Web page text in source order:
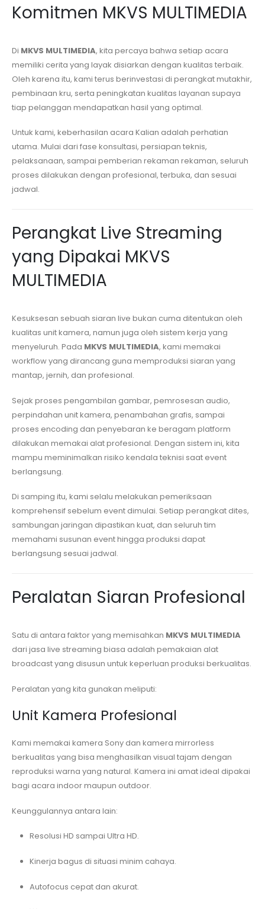
Komitmen MKVS MULTIMEDIA
Di MKVS MULTIMEDIA, kita percaya bahwa setiap acara
memiliki cerita yang layak disiarkan dengan kualitas terbaik.
Oleh karena itu, kami terus berinvestasi di perangkat mutakhir,
pembinaan kru, serta peningkatan kualitas layanan supaya
tiap pelanggan mendapatkan hasil yang optimal.
Untuk kami, keberhasilan acara Kalian adalah perhatian
utama. Mulai dari fase konsultasi, persiapan teknis,
pelaksanaan, sampai pemberian rekaman rekaman, seluruh
proses dilakukan dengan profesional, terbuka, dan sesuai
jadwal.
Perangkat Live Streaming
yang Dipakai MKVS
MULTIMEDIA
Kesuksesan sebuah siaran live bukan cuma ditentukan oleh
kualitas unit kamera, namun juga oleh sistem kerja yang
menyeluruh. Pada MKVS MULTIMEDIA, kami memakai
workflow yang dirancang guna memproduksi siaran yang
mantap, jernih, dan profesional.
Sejak proses pengambilan gambar, pemrosesan audio,
perpindahan unit kamera, penambahan grafis, sampai
proses encoding dan penyebaran ke beragam platform
dilakukan memakai alat profesional. Dengan sistem ini, kita
mampu meminimalkan risiko kendala teknisi saat event
berlangsung.
Di samping itu, kami selalu melakukan pemeriksaan
komprehensif sebelum event dimulai. Setiap perangkat dites,
sambungan jaringan dipastikan kuat, dan seluruh tim
memahami susunan event hingga produksi dapat
berlangsung sesuai jadwal.
Peralatan Siaran Profesional
Satu di antara faktor yang memisahkan MKVS MULTIMEDIA
dari jasa live streaming biasa adalah pemakaian alat
broadcast yang disusun untuk keperluan produksi berkualitas.
Peralatan yang kita gunakan meliputi:
Unit Kamera Profesional
Kami memakai kamera Sony dan kamera mirrorless
berkualitas yang bisa menghasilkan visual tajam dengan
reproduksi warna yang natural. Kamera ini amat ideal dipakai
bagi acara indoor maupun outdoor.
Keunggulannya antara lain:
Resolusi HD sampai Ultra HD.
Kinerja bagus di situasi minim cahaya.
Autofocus cepat dan akurat.